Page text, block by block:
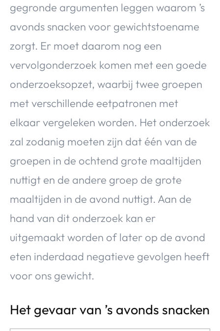
gegronde argumenten leggen waarom ’s
avonds snacken voor gewichtstoename
zorgt. Er moet daarom nog een
vervolgonderzoek komen met een goede
onderzoeksopzet, waarbij twee groepen
met verschillende eetpatronen met
elkaar vergeleken worden. Het onderzoek
zal zodanig moeten zijn dat één van de
groepen in de ochtend grote maaltijden
nuttigt en de andere groep de grote
maaltijden in de avond nuttigt. Aan de
hand van dit onderzoek kan er
uitgemaakt worden of later op de avond
eten inderdaad negatieve gevolgen heeft
voor ons gewicht.
Het gevaar van ’s avonds snacken